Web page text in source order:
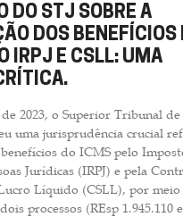
DO STJ SOBRE A
DOS BENEFÍCIOS
IRPJ E CSLL: UMA
2023, o Superior Tribunal de
uma jurisprudência crucial
do ICMS pelo
Jurídicas (IRPJ) e pela
Líquido (CSLL), por
processos (REsp 1.945.110